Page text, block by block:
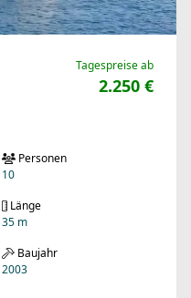
Tagespreise ab
2.250 €
Personen
10
Länge
35 m
Baujahr
2003